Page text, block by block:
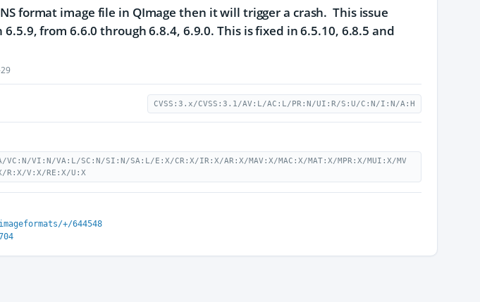
format image file in QImage then it will trigger a crash. This issue
from 6.6.0 through 6.8.4, 6.9.0. This is fixed in 6.5.10, 6.8.5 and
CVSS:3.x/CVSS:3.1/AV:L/AC:L/PR:N/UI:R/S:U/C:N/I:N/A:H
VI:N/VA:L/SC:N/SI:N/SA:L/E:X/CR:X/IR:X/AR:X/MAV:X/MAC:X/MAT:X/MPR:X/MUI:X/MV
R:X/V:X/RE:X/U:X
+/644548